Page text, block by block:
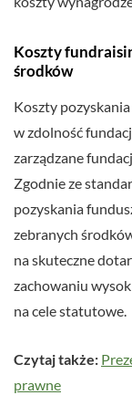
Koszty
środków
Koszty
w zdolność
zarządzane
Zgodnie ze
pozyskania
zebranych
na skuteczne
zachowaniu
na cele statutowe.
Czytaj także:
prawne